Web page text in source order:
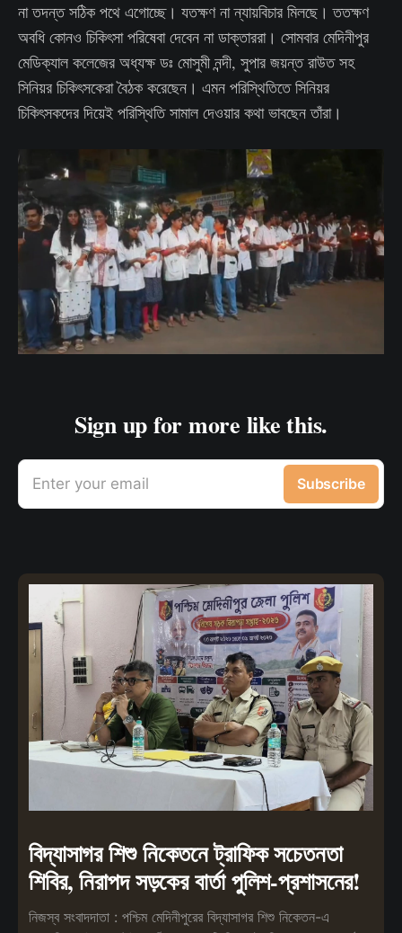
না তদন্ত সঠিক পথে এগোচ্ছে। যতক্ষণ না ন্যায়বিচার মিলছে। ততক্ষণ
অবধি কোনও চিকিৎসা পরিষেবা দেবেন না ডাক্তাররা। সোমবার মেদিনীপুর
মেডিক্যাল কলেজের অধ্যক্ষ ডঃ মোসুমী নন্দী, সুপার জয়ন্ত রাউত সহ
সিনিয়র চিকিৎসকেরা বৈঠক করেছেন। এমন পরিস্থিতিতে সিনিয়র
চিকিৎসকদের দিয়েই পরিস্থিতি সামাল দেওয়ার কথা ভাবছেন তাঁরা।
Sign up for more like this.
Enter your email Subscribe
বিদ্যাসাগর শিশু নিকেতনে ট্রাফিক সচেতনতা
শিবির, নিরাপদ সড়কের বার্তা পুলিশ-প্রশাসনের!
নিজস্ব সংবাদদাতা : পশ্চিম মেদিনীপুরের বিদ্যাসাগর শিশু নিকেতন-এ